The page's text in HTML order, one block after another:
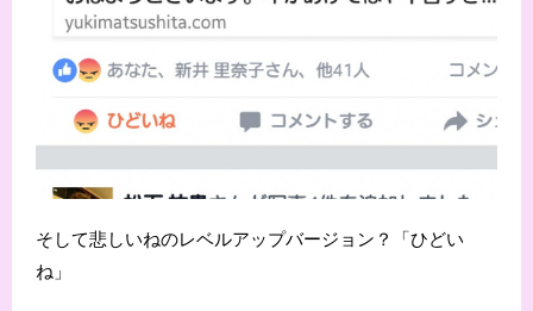
そして悲しいねのレベルアップバージョン？「ひどい
ね」